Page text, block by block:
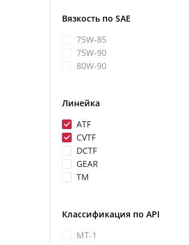
Вязкость по SAE
75W-85
75W-90
80W-90
Линейка
ATF
CVTF
DCTF
GEAR
ТМ
Классификация по API
MT-1